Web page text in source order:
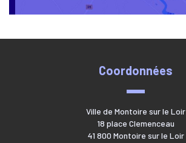
Coordonnées
Ville de Montoire sur le Loir
18 place Clemenceau
41 800 Montoire sur le Loir